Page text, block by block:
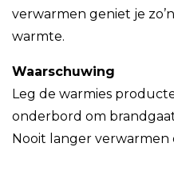
verwarmen geniet je
warmte.
Waarschuwing
Leg de warmies
onderbord om
Nooit langer verwarmen